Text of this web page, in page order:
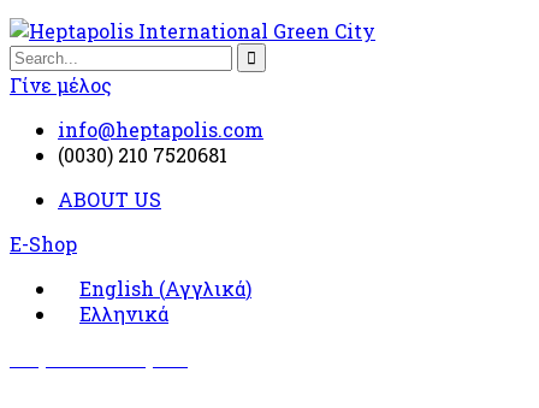
Γίνε μέλος
info@heptapolis.com
(0030) 210 7520681
ABOUT US
E-Shop
English (Αγγλικά)
Ελληνικά